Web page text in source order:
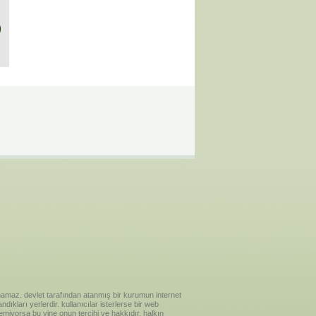
devlet tarafından atanmış bir kurumun internet
yerlerdir. kullanıcılar isterlerse bir web
bu yine onun tercihi ve hakkıdır. halkın